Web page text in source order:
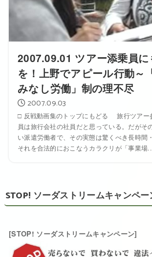
2007.09.01 ツアー添乗員
を！上野でアピール行動～
みなし労働」制の理不尽
2007.09.03
□ 反戦動画集のトップにもどる 旅行ツアー
員は旅行会社の社員だと思っている。だがそ
い派遣労働者で、その実態は驚くべき長時間
それを合法的におこなうカラクリが「事業場
STOP! ソーダストリームキャンペー
[STOP! ソーダストリームキャンペーン]